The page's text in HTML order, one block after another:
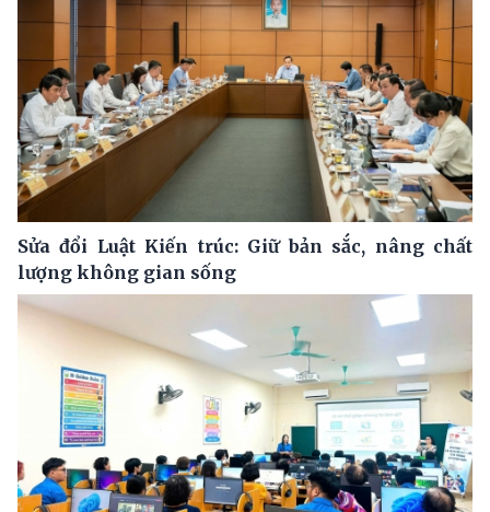
Sửa đổi Luật Kiến trúc: Giữ bản sắc, nâng chất
lượng không gian sống